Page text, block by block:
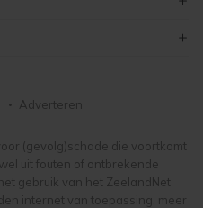
Adverteren
(gevolg)schade die voortkomt
uit fouten of ontbrekende
gebruik van het ZeelandNet
internet van toepassing, meer